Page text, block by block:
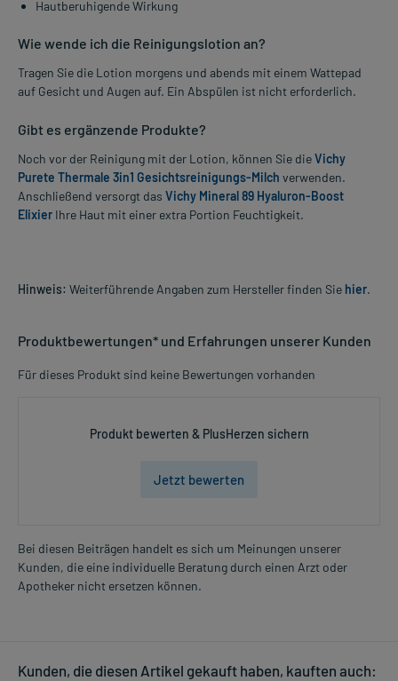
Hautberuhigende Wirkung
Wie wende ich die Reinigungslotion an?
Tragen Sie die Lotion morgens und abends mit einem Wattepad
auf Gesicht und Augen auf. Ein Abspülen ist nicht erforderlich.
Gibt es ergänzende Produkte?
Noch vor der Reinigung mit der Lotion, können Sie dieVichy
Purete Thermale 3in1 Gesichtsreinigungs-Milch verwenden.
Anschließend versorgt das Vichy Mineral 89 Hyaluron-Boost
Elixier Ihre Haut mit einer extra Portion Feuchtigkeit.
Hinweis: Weiterführende Angaben zum Hersteller finden Sie hier.
Produktbewertungen* und Erfahrungen unserer Kunden
Für dieses Produkt sind keine Bewertungen vorhanden
Produkt bewerten & PlusHerzen sichern
Jetzt bewerten
Bei diesen Beiträgen handelt es sich um Meinungen unserer
Kunden, die eine individuelle Beratung durch einen Arzt oder
Apotheker nicht ersetzen können.
Kunden, die diesen Artikel gekauft haben, kauften auch: